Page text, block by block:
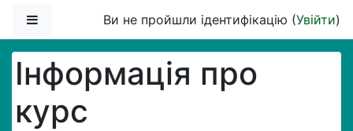
Бокова панельВи не пройшли ідентифікацію (Увійти)
Інформація про
курс